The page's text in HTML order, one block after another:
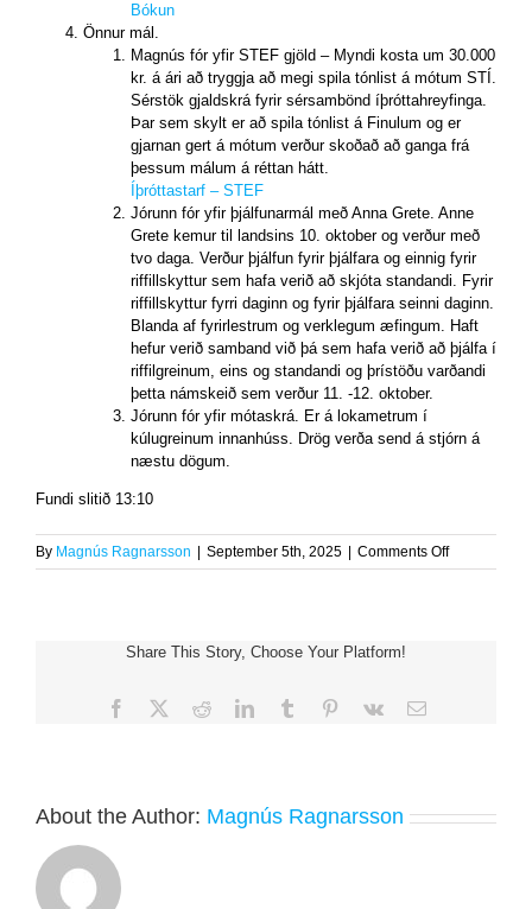
Bókun
Önnur mál.
Magnús fór yfir STEF gjöld – Myndi kosta um 30.000
kr. á ári að tryggja að megi spila tónlist á mótum STÍ.
Sérstök gjaldskrá fyrir sérsambönd íþróttahreyfinga.
Þar sem skylt er að spila tónlist á Finulum og er
gjarnan gert á mótum verður skoðað að ganga frá
þessum málum á réttan hátt.
Íþróttastarf – STEF
Jórunn fór yfir þjálfunarmál með Anna Grete. Anne
Grete kemur til landsins 10. oktober og verður með
tvo daga. Verður þjálfun fyrir þjálfara og einnig fyrir
riffillskyttur sem hafa verið að skjóta standandi. Fyrir
riffillskyttur fyrri daginn og fyrir þjálfara seinni daginn.
Blanda af fyrirlestrum og verklegum æfingum. Haft
hefur verið samband við þá sem hafa verið að þjálfa í
riffilgreinum, eins og standandi og þrístöðu varðandi
þetta námskeið sem verður 11. -12. oktober.
Jórunn fór yfir mótaskrá. Er á lokametrum í
kúlugreinum innanhúss. Drög verða send á stjórn á
næstu dögum.
Fundi slitið 13:10
By Magnús Ragnarsson September 5th, 2025 Comments Offon
Share This Story, Choose Your Platform!
Facebook RedditLinkedInTumblr Pinterest
Vk Email
About the Author: Magnús Ragnarsson